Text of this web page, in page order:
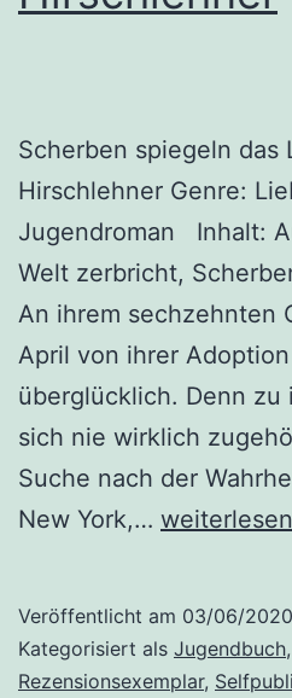
Scherben spiegeln das
Hirschlehner Genre:
Jugendroman Inhalt:
Welt zerbricht,
An ihrem sechzehnten
April von ihrer
überglücklich. Denn zu
sich nie wirklich
Suche nach der
New York,… „Scherben
Licht“
von
weiterlesen
Veröffentlicht am 03/06/2020
Kategorisiert als Jugendbuch,
Rezensionsexemplar,